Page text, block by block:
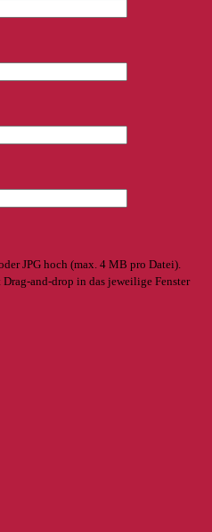
JPG hoch (max. 4 MB pro Datei).
and-drop in das jeweilige Fenster